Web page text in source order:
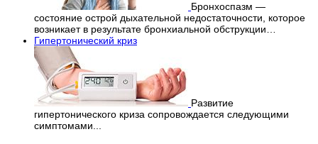
Бронхоспазм —
состояние острой дыхательной недостаточности, которое
возникает в результате бронхиальной обструкции…
Гипертонический криз
Развитие
гипертонического криза сопровождается следующими
симптомами...